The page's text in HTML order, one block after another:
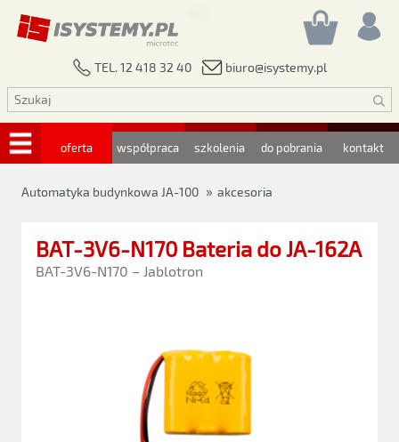
TEL. 12 418 32 40 biuro@isystemy.pl
oferta współpraca szkolenia do pobrania kontakt
Automatyka budynkowa JA-100 » akcesoria
BAT-3V6-N170 Bateria do JA-162A
BAT-3V6-N170 – Jablotron